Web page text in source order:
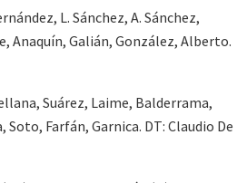
L. Sánchez, A. Sánchez,
Anaquín, Galián, González, Alberto.
Suárez, Laime, Balderrama,
Farfán, Garnica. DT: Claudio De